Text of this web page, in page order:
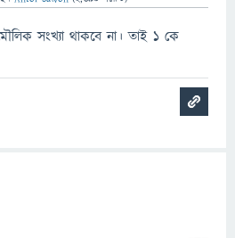
সংখ্যা থাকবে না। তাই ১ কে